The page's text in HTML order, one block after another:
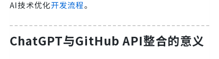
AI技术优化开发流程。
ChatGPT与GitHub API整合的意义